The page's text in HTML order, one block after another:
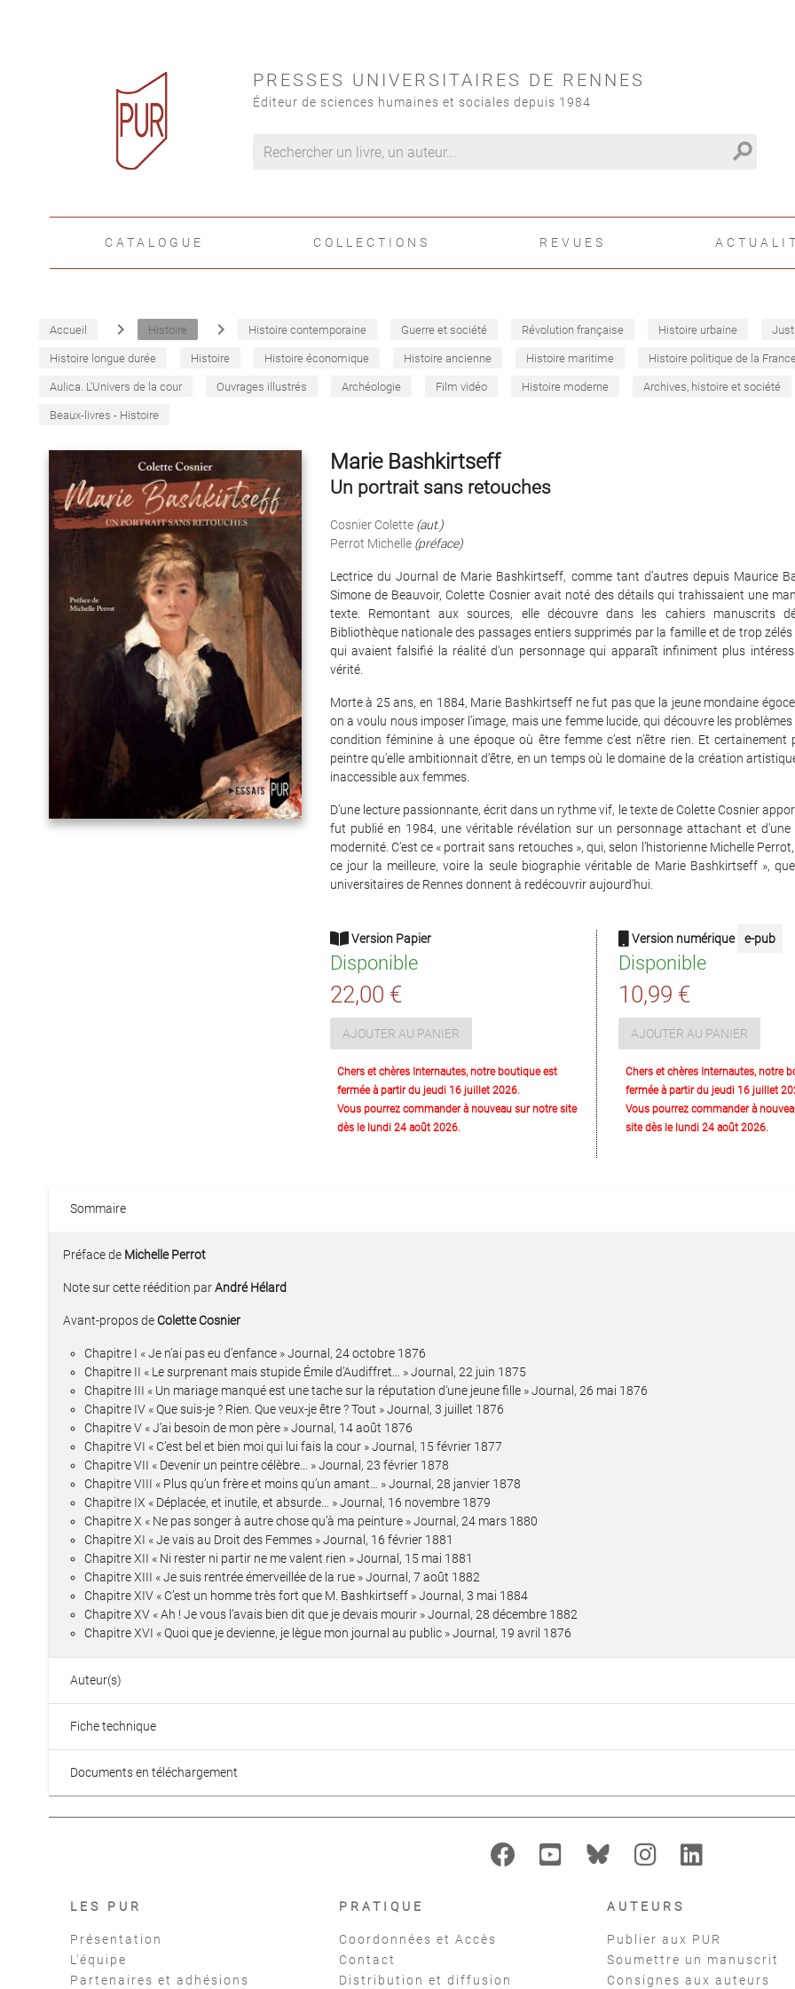
PRESSES UNIVERSITAIRES DE RENNES
Éditeur de sciences humaines et sociales depuis 1984
search
CATALOGUE COLLECTIONS REVUES
Accueil navigate_next Histoire navigate_next Histoire contemporaine Guerre et société Révolution française Histoire urbaine
Histoire longue durée Histoire Histoire économique Histoire ancienne Histoire maritime Histoire politique de la
Aulica. L'Univers de la cour Ouvrages illustrés Archéologie Film vidéo Histoire moderne Archives, histoire et société
Beaux-livres - Histoire
Marie Bashkirtseff
Un portrait sans retouches
Cosnier Colette (aut.)
Perrot Michelle (préface)
Lectrice du Journal de Marie Bashkirtseff, comme tant d’autres depuis Maurice
Simone de Beauvoir, Colette Cosnier avait noté des détails qui trahissaient une
texte. Remontant aux sources, elle découvre dans les cahiers manuscrits
Bibliothèque nationale des passages entiers supprimés par la famille et de trop
qui avaient falsifié la réalité d’un personnage qui apparaît infiniment plus
vérité.
Morte à 25 ans, en 1884, Marie Bashkirtseff ne fut pas que la jeune mondaine
on a voulu nous imposer l’image, mais une femme lucide, qui découvre les
condition féminine à une époque où être femme c’est n’être rien. Et certainement
peintre qu’elle ambitionnait d’être, en un temps où le domaine de la création
inaccessible aux femmes.
D’une lecture passionnante, écrit dans un rythme vif, le texte de Colette Cosnier
fut publié en 1984, une véritable révélation sur un personnage attachant et d’une
modernité. C’est ce « portrait sans retouches », qui, selon l’historienne Michelle
ce jour la meilleure, voire la seule biographie véritable de Marie Bashkirtseff »,
universitaires de Rennes donnent à redécouvrir aujourd’hui.
Version Papier
Disponible
22,00 €
AJOUTER AU PANIER
Chers et chères Internautes, notre boutique est
fermée à partir du jeudi 16 juillet 2026.
Vous pourrez commander à nouveau sur notre site
dès le lundi 24 août 2026.
Version numérique e-pub
Disponible
10,99 €
AJOUTER AU PANIER
Chers et chères Internautes, notre
fermée à partir du jeudi 16 juillet
Vous pourrez commander à
site dès le lundi 24 août 2026.
Sommaire
Préface de Michelle Perrot
Note sur cette réédition parAndré Hélard
Avant-propos de Colette Cosnier
Chapitre I « Je n’ai pas eu d’enfance » Journal, 24 octobre 1876
Chapitre II « Le surprenant mais stupide Émile d’Audiffret… » Journal, 22 juin 1875
Chapitre III « Un mariage manqué est une tache sur la réputation d’une jeune fille » Journal, 26 mai 1876
Chapitre IV « Que suis-je ? Rien. Que veux-je être ? Tout » Journal, 3 juillet 1876
Chapitre V « J’ai besoin de mon père » Journal, 14 août 1876
Chapitre VI « C’est bel et bien moi qui lui fais la cour » Journal, 15 février 1877
Chapitre VII « Devenir un peintre célèbre… » Journal, 23 février 1878
Chapitre VIII « Plus qu’un frère et moins qu’un amant… » Journal, 28 janvier 1878
Chapitre IX « Déplacée, et inutile, et absurde… » Journal, 16 novembre 1879
Chapitre X « Ne pas songer à autre chose qu’à ma peinture » Journal, 24 mars 1880
Chapitre XI « Je vais au Droit des Femmes » Journal, 16 février 1881
Chapitre XII « Ni rester ni partir ne me valent rien » Journal, 15 mai 1881
Chapitre XIII « Je suis rentrée émerveillée de la rue » Journal, 7 août 1882
Chapitre XIV « C’est un homme très fort que M. Bashkirtseff » Journal, 3 mai 1884
Chapitre XV « Ah ! Je vous l’avais bien dit que je devais mourir » Journal, 28 décembre 1882
Chapitre XVI « Quoi que je devienne, je lègue mon journal au public » Journal, 19 avril 1876
Auteur(s)
Fiche technique
Documents en téléchargement
LES PUR
Présentation
L'équipe
Partenaires et adhésions
PRATIQUE
Coordonnées et Accès
Contact
Distribution et diffusion
AUTEURS
Publier aux PUR
Soumettre un manuscrit
Consignes aux auteurs